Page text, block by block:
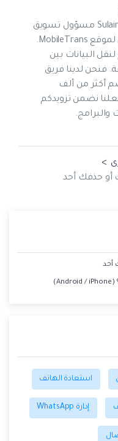
معكم Sulaiman Aziz مسؤول تسويق
المحتوى العربي لموقع MobileTrans.
البيانات بين
فنحن لدينا فريق
أكثر من ألف
نضمن تزويدكم
>
استعادة الهاتف
إدارة WhatsApp